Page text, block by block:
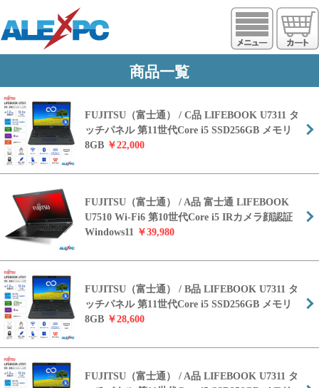
https://www.alexpc.jp
商品一覧
FUJITSU（富士通） / C品 LIFEBOOK U7311 タ
ッチパネル 第11世代Core i5 SSD256GB メモリ
8GB ￥22,000
FUJITSU（富士通） / A品 富士通 LIFEBOOK
U7510 Wi-Fi6 第10世代Core i5 IRカメラ顔認証
Windows11 ￥39,980
FUJITSU（富士通） / B品 LIFEBOOK U7311 タ
ッチパネル 第11世代Core i5 SSD256GB メモリ
8GB ￥28,600
FUJITSU（富士通） / A品 LIFEBOOK U7311 タ